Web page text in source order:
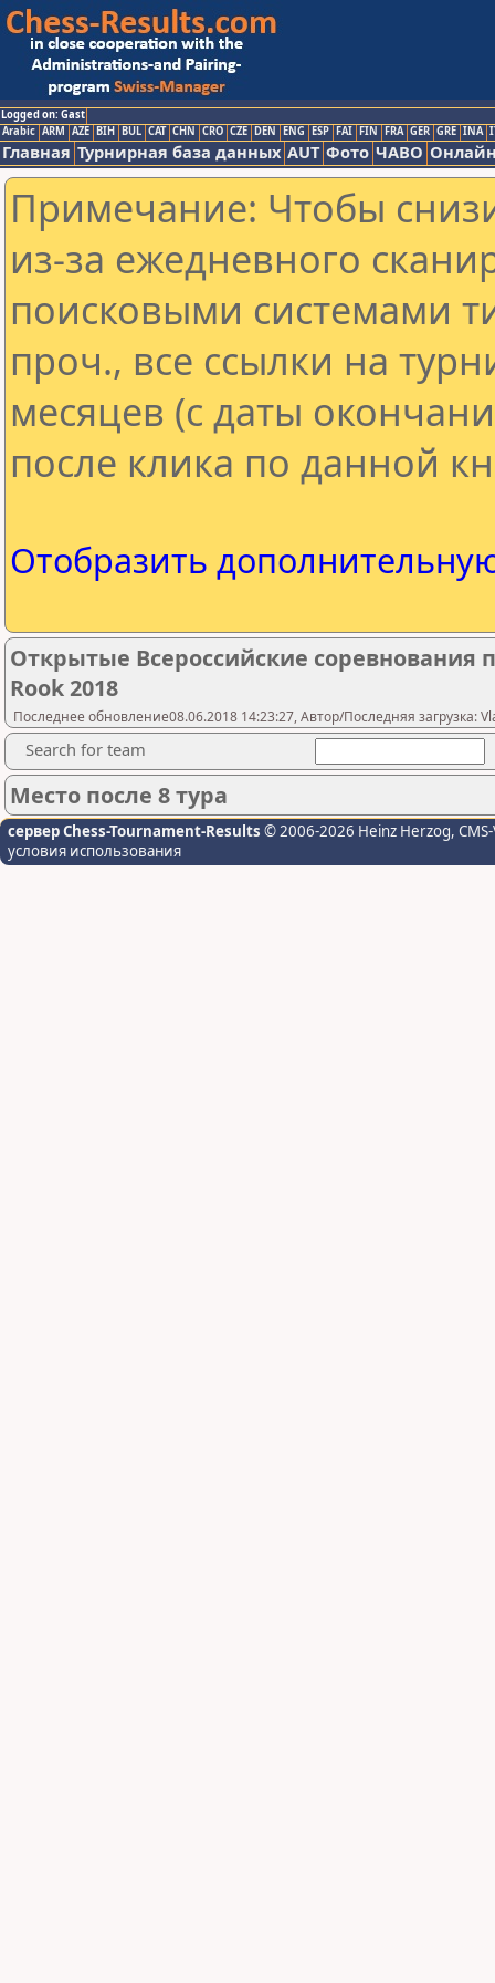
Logged on: Gast
Arabic ARM AZE BIH BUL CAT CHN CRO CZE DEN ENG ESP FAI FIN FRA GER GRE INA
Главная Турнирная база данных AUT Фото ЧАВО
Примечание: Чтобы
из-за ежедневного
поисковыми системами
проч., все ссылки на
месяцев (с даты
после клика по данной
Отобразить
Открытые Всероссийские
Rook 2018
Последнее обновление08.06.2018 14:23:27, Автор/Последняя загрузка:
Search for team
Место после 8 тура
сервер Chess-Tournament-Results © 2006-2026 Heinz Herzog,
условия использования